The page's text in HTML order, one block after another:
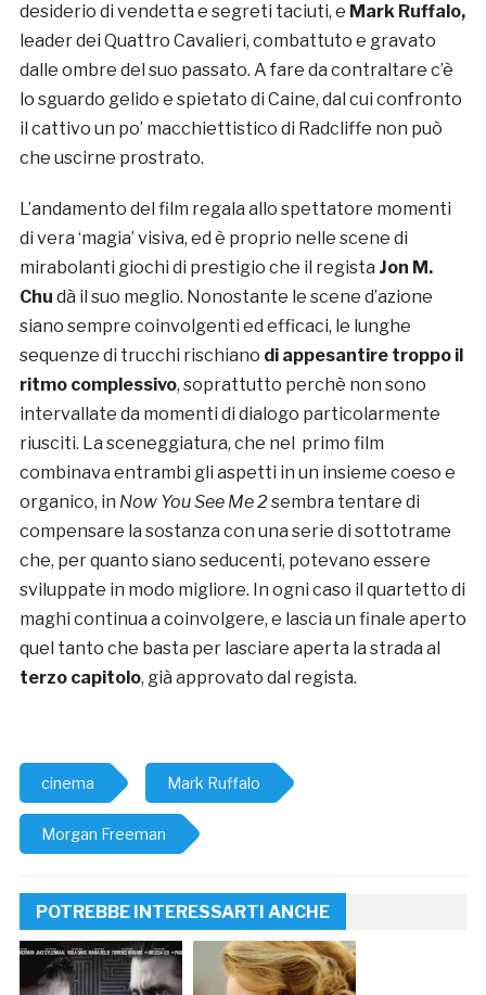
desiderio di vendetta e segreti taciuti, e Mark Ruffalo,
leader dei Quattro Cavalieri, combattuto e gravato
dalle ombre del suo passato. A fare da contraltare c’è
lo sguardo gelido e spietato di Caine, dal cui confronto
il cattivo un po’ macchiettistico di Radcliffe non può
che uscirne prostrato.
L’andamento del film regala allo spettatore momenti
di vera ‘magia’ visiva, ed è proprio nelle scene di
mirabolanti giochi di prestigio che il regista Jon M.
Chu dà il suo meglio. Nonostante le scene d’azione
siano sempre coinvolgenti ed efficaci, le lunghe
sequenze di trucchi rischiano di appesantire troppo il
ritmo complessivo, soprattutto perchè non sono
intervallate da momenti di dialogo particolarmente
riusciti. La sceneggiatura, che nel primo film
combinava entrambi gli aspetti in un insieme coeso e
organico, in Now You See Me 2sembra tentare di
compensare la sostanza con una serie di sottotrame
che, per quanto siano seducenti, potevano essere
sviluppate in modo migliore. In ogni caso il quartetto di
maghi continua a coinvolgere, e lascia un finale aperto
quel tanto che basta per lasciare aperta la strada al
terzo capitolo, già approvato dal regista.
cinema Mark Ruffalo
Morgan Freeman
POTREBBE INTERESSARTI ANCHE